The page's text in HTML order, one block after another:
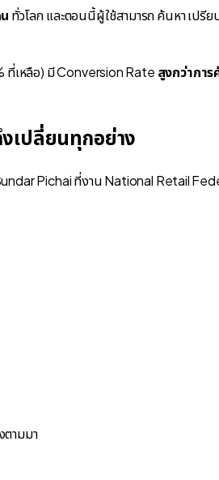
ทั่วโลก และตอนนี้ผู้ใช้สามารถค้นหา เปรีย
เหลือ) มี Conversion Rate สูงกว่าการ
เปลี่ยนทุกอย่าง
Pichai ที่งาน National Retail
ตามมา